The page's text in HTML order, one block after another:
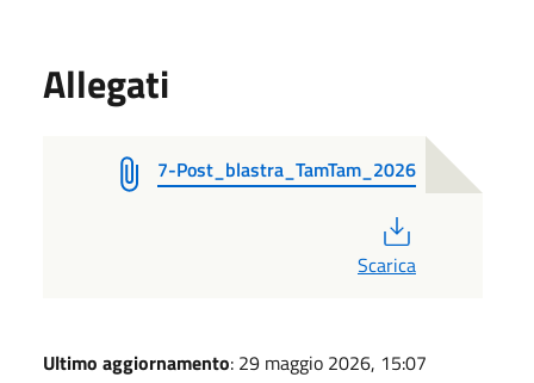
Allegati
7-Post_blastra_TamTam_2026
Scarica
Ultimo aggiornamento: 29 maggio 2026, 15:07